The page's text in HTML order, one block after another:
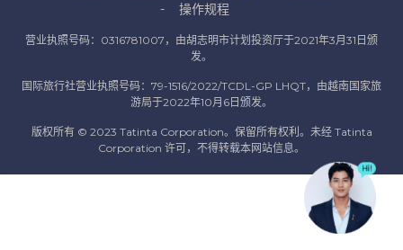
操作规程
营业执照号码：0316781007，由胡志明市计划投资厅于2021年3月31日颁
发。
国际旅行社营业执照号码：79-1516/2022/TCDL-GP LHQT，由越南国家旅
游局于2022年10月6日颁发。
版权所有 © 2023 Tatinta Corporation。保留所有权利。未经 Tatinta
Corporation 许可，不得转载本网站信息。